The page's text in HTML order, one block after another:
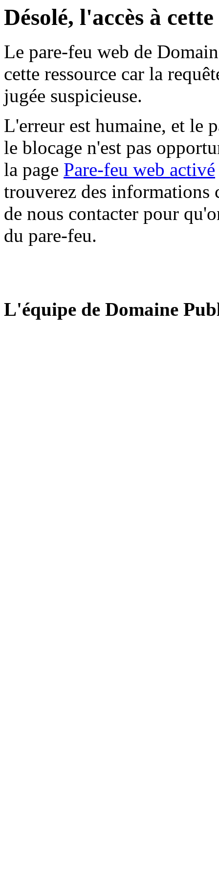
Désolé, l'accès à
Le pare-feu web de
cette ressource car la
jugée suspicieuse.
L'erreur est humaine, et le
le blocage n'est pas
la page Pare-feu web activé
trouverez des informations
de nous contacter pour
du pare-feu.
L'équipe de Domaine